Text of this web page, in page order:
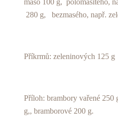
280 g, bezmasého, např.
Příkrmů: zeleninových 125 g
Příloh: brambory vařené
g,, bramborové 200 g.